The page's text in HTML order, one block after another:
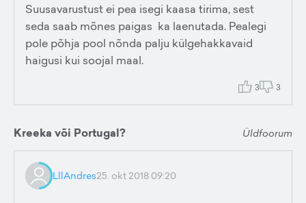
Suusavarustust ei pea isegi kaasa tirima, sest
seda saab mõnes paigas ka laenutada. Pealegi
pole põhja pool nõnda palju külgehakkavaid
haigusi kui soojal maal.
3 3
Kreeka või Portugal? Üldfoorum
LllAndres25. okt 2018 09:20